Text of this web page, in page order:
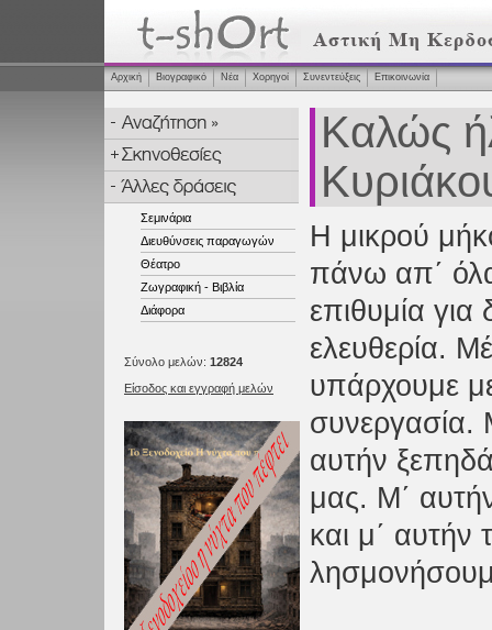
Αρχική Βιογραφικό Νέα Χορηγοί Συνεντεύξεις Επικοινωνία
Σεμινάρια
Διευθύνσεις παραγωγών
Θέατρο
Ζωγραφική - Βιβλία
Διάφορα
Σύνολο μελών: 12824
Είσοδος και εγγραφή μελών
Καλώς
Η μικρού
πάνω απ΄
επιθυμία για
ελευθερία.
υπάρχουμε
συνεργασία.
αυτήν
μας. Μ΄
και μ΄ αυτήν